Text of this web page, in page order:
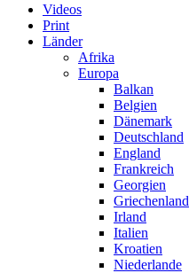
Videos
Print
Länder
Afrika
Europa
Balkan
Belgien
Dänemark
Deutschland
England
Frankreich
Georgien
Griechenland
Irland
Italien
Kroatien
Niederlande